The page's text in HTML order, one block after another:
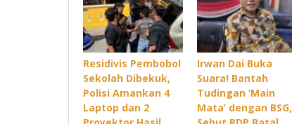
Residivis Pembobol
Sekolah Dibekuk,
Polisi Amankan 4
Laptop dan 2
Irwan Dai Buka
Suara! Bantah
Tudingan ‘Main
Mata’ dengan BSG,